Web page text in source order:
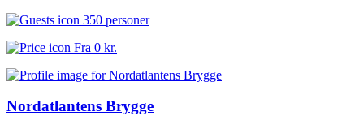
350 personer
Fra 0 kr.
Nordatlantens Brygge